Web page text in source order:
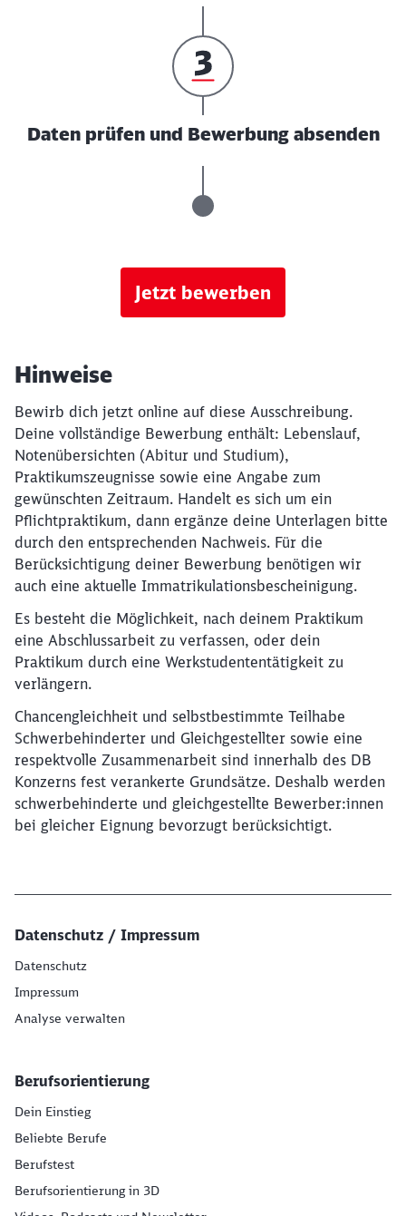
Daten prüfen und Bewerbung absenden
Jetzt bewerben
Hinweise
Bewirb dich jetzt online auf diese Ausschreibung.
Deine vollständige Bewerbung enthält: Lebenslauf,
Notenübersichten (Abitur und Studium),
Praktikumszeugnisse sowie eine Angabe zum
gewünschten Zeitraum. Handelt es sich um ein
Pflichtpraktikum, dann ergänze deine Unterlagen bitte
durch den entsprechenden Nachweis. Für die
Berücksichtigung deiner Bewerbung benötigen wir
auch eine aktuelle Immatrikulationsbescheinigung.
Es besteht die Möglichkeit, nach deinem Praktikum
eine Abschlussarbeit zu verfassen, oder dein
Praktikum durch eine Werkstudententätigkeit zu
verlängern.
Chancengleichheit und selbstbestimmte Teilhabe
Schwerbehinderter und Gleichgestellter sowie eine
respektvolle Zusammenarbeit sind innerhalb des DB
Konzerns fest verankerte Grundsätze. Deshalb werden
schwerbehinderte und gleichgestellte Bewerber:innen
bei gleicher Eignung bevorzugt berücksichtigt.
Datenschutz / Impressum
Datenschutz
Impressum
Analyse verwalten
Berufsorientierung
Dein Einstieg
Beliebte Berufe
Berufstest
Berufsorientierung in 3D